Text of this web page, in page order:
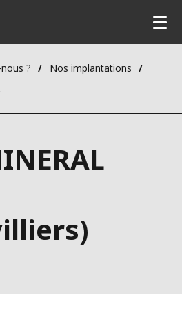
?
Nos implantations